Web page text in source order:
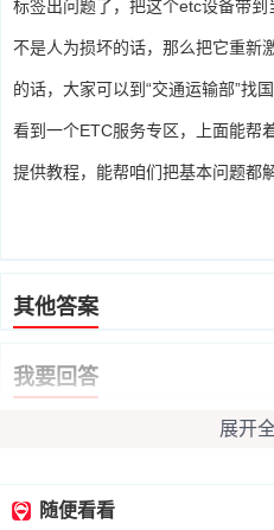
标签出问题了，把这个etc设备带
不是人为损坏的话，那么把它重新
的话，大家可以到“交通运输部”找
看到一个ETC服务专区，上面能帮
提供教程，能帮咱们把基本问题都
其他答案
我要回答
展开
随便看看